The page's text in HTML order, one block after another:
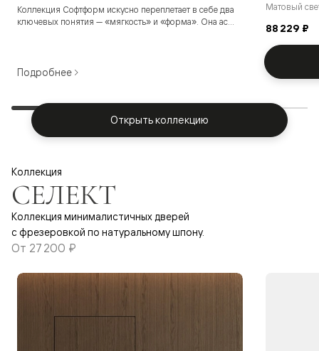
Коллекция Софтформ искусно переплетает в себе два
ключевых понятия — «мягкость» и «форма». Она ас...
Подробнее
Матовый
88 229 ₽
Открыть коллекцию
Коллекция
СЕЛЕКТ
Коллекция минималистичных дверей
с фрезеровкой по натуральному шпону.
От 27 200 ₽